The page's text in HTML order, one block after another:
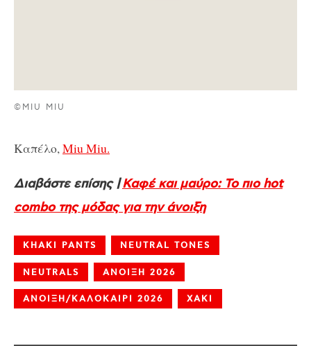
©MIU MIU
Καπέλο,Miu Miu.
Διαβάστε επίσης |Καφέ και μαύρο: Το πιο hot
combo της μόδας για την άνοιξη
KHAKI PANTS NEUTRAL TONES
NEUTRALS ΑΝΟΙΞΗ 2026
ΑΝΟΙΞΗ/ΚΑΛΟΚΑΙΡΙ 2026 ΧΑΚΙ